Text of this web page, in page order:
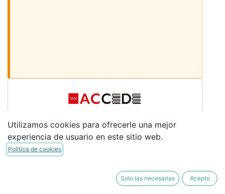
LIBROS COMUNES
Desmarca los libros que no necesites. (Si
perteneces al PLAN ACCEDE, desmarca los
libros indicados "INCLUIDO ACCEDE")
Sigue bajando para ver más libros
Utilizamos cookies para ofrecerle una mejor
experiencia de usuario en este sitio web.
Política de cookies
Solo las necesarias Acepto